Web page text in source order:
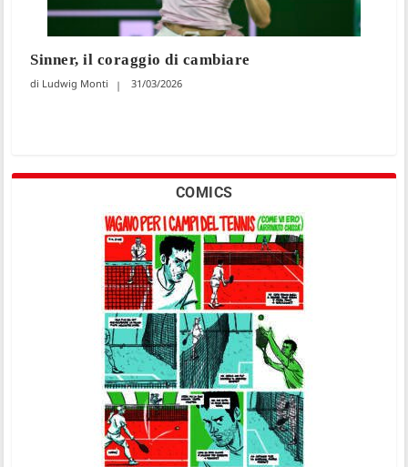
Sinner, il coraggio di cambiare
Ludwig Monti 31/03/2026
COMICS